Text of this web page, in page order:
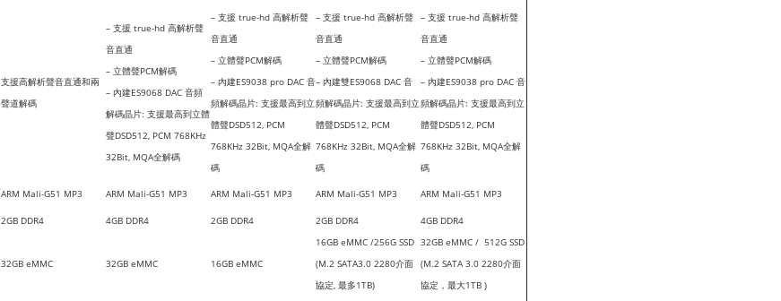
支援高解析聲音直通和兩
聲道解碼
– 支援 true-hd 高解析聲
音直通
– 立體聲PCM解碼
– 內建ES9068 DAC 音頻
解碼晶片: 支援最高到立體
聲DSD512, PCM 768KHz
32Bit, MQA全解碼
– 支援 true-hd 高解析聲
音直通
– 立體聲PCM解碼
– 內建ES9038 pro DAC 音
頻解碼晶片: 支援最高到立
體聲DSD512, PCM
768KHz 32Bit, MQA全解
碼
– 支援 true-hd 高解析聲
音直通
– 立體聲PCM解碼
– 內建雙ES9068 DAC 音
頻解碼晶片: 支援最高到立
體聲DSD512, PCM
768KHz 32Bit, MQA全解
碼
– 支援 true-hd 高解析聲
音直通
– 立體聲PCM解碼
– 內建ES9038 pro DAC 音
頻解碼晶片: 支援最高到立
體聲DSD512, PCM
768KHz 32Bit, MQA全解
碼
ARM Mali-G51 MP3 ARM Mali-G51 MP3 ARM Mali-G51 MP3 ARM Mali-G51 MP3 ARM Mali-G51 MP3
2GB DDR4 4GB DDR4 2GB DDR4 2GB DDR4 4GB DDR4
32GB eMMC 32GB eMMC 16GB eMMC
16GB eMMC /256G SSD
(M.2 SATA3.0 2280介面
協定, 最多1TB)
32GB eMMC / 512G SSD
(M.2 SATA 3.0 2280介面
協定，最大1TB )